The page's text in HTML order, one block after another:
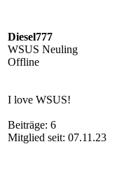
Diesel777
WSUS Neuling
Offline
I love WSUS!
Beiträge: 6
Mitglied seit: 07.11.23